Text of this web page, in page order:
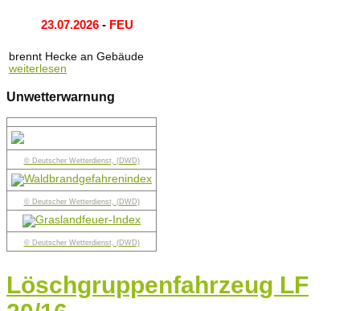
23.07.2026- FEU
brennt Hecke an Gebäude
weiterlesen
Unwetterwarnung
© Deutscher Wetterdienst, (DWD)
© Deutscher Wetterdienst, (DWD)
© Deutscher Wetterdienst, (DWD)
Löschgruppenfahrzeug LF